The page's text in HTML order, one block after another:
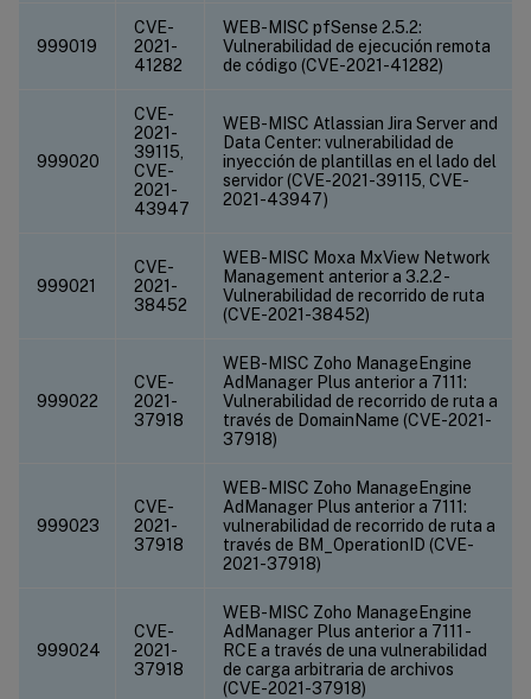
999019
CVE-
2021-
41282
WEB-MISC pfSense 2.5.2:
Vulnerabilidad de ejecución remota
de código (CVE-2021-41282)
999020
CVE-
2021-
39115,
CVE-
2021-
43947
WEB-MISC Atlassian Jira Server and
Data Center: vulnerabilidad de
inyección de plantillas en el lado del
servidor (CVE-2021-39115, CVE-
2021-43947)
999021
CVE-
2021-
38452
WEB-MISC Moxa MxView Network
Management anterior a 3.2.2 -
Vulnerabilidad de recorrido de ruta
(CVE-2021-38452)
999022
CVE-
2021-
37918
WEB-MISC Zoho ManageEngine
AdManager Plus anterior a 7111:
Vulnerabilidad de recorrido de ruta a
través de DomainName (CVE-2021-
37918)
999023
CVE-
2021-
37918
WEB-MISC Zoho ManageEngine
AdManager Plus anterior a 7111:
vulnerabilidad de recorrido de ruta a
través de BM_OperationID (CVE-
2021-37918)
999024
CVE-
2021-
37918
WEB-MISC Zoho ManageEngine
AdManager Plus anterior a 7111 -
RCE a través de una vulnerabilidad
de carga arbitraria de archivos
(CVE-2021-37918)